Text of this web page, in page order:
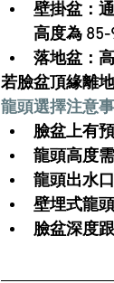
壁掛盆 ：
高度為 85-
落地盆 ：
若臉盆頂緣離
龍頭選擇注意事
臉盆上有
龍頭高度
龍頭出水
壁埋式龍
臉盆深度